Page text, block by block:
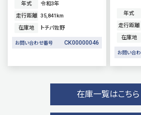
年式
令和3年
走行距離 35,841 km
在庫地
トチパ佐野
お問い合わせ番号 CK00000046
年式
走行距離
在庫地
お問い合
在庫一覧はこちら